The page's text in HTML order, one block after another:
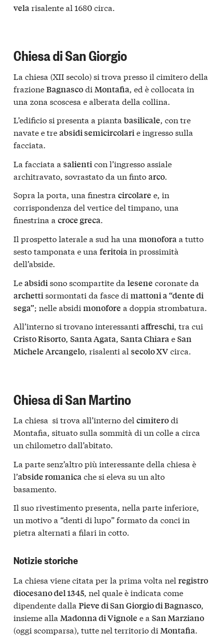
velarisalente al 1680 circa.
Chiesa di San Giorgio
La chiesa (XII secolo) si trova presso il cimitero della
frazioneBagnascodi Montafia, ed è collocata in
una zona scoscesa e alberata della collina.
L’edificio si presenta a pianta basilicale, con tre
navate e treabsidi semicircolarie ingresso sulla
facciata.
La facciata a salienticon l’ingresso assiale
architravato, sovrastato da un fintoarco.
Sopra la porta, una finestra circolare e, in
corrispondenza del vertice del timpano, una
finestrina a croce greca.
Il prospetto laterale a sud ha una monoforaa tutto
sesto tamponata e una feritoiain prossimità
dell’abside.
Leabsidisono scompartite da lesene coronate da
archettisormontati da fasce di mattoni a “dente di
sega”; nelle absidi monofore a doppia strombatura.
All’interno si trovano interessanti affreschi, tra cui
Cristo Risorto, Santa Agata, Santa ChiaraeSan
Michele Arcangelo, risalenti al secolo XVcirca.
Chiesa di San Martino
La chiesa si trova all’interno del cimiterodi
Montafia, situato sulla sommità di un colle a circa
un chilometro dall’abitato.
La parte senz’altro più interessante della chiesa è
l’abside romanica che si eleva su un alto
basamento.
Il suo rivestimento presenta, nella parte inferiore,
un motivo a “denti di lupo” formato da conci in
pietra alternati a filari in cotto.
Notizie storiche
La chiesa viene citata per la prima volta nel registro
diocesano del 1345, nel quale è indicata come
dipendente dalla Pieve di San Giorgio di Bagnasco,
insieme alla Madonna di Vignole e a San Marziano
(oggi scomparsa), tutte nel territorio di Montafia.